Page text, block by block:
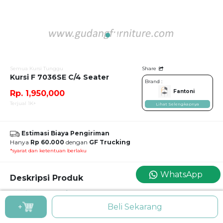
Semua Kursi Tunggu
Kursi F 7036SE C/4 Seater
Rp. 1,950,000
Terjual 1K+
Share
Brand :
Fantoni
Lihat Selengkapnya
Estimasi Biaya Pengiriman
Hanya Rp 60.000 dengan GF Trucking
*syarat dan ketentuan berlaku
Deskripsi Produk
Kursi Tunggu / Public Chair / Kursi Deret / Kursi Tunggu Bandara
Fantoni F7036SE C/4 Seater
+ Beli Sekarang
WhatsApp